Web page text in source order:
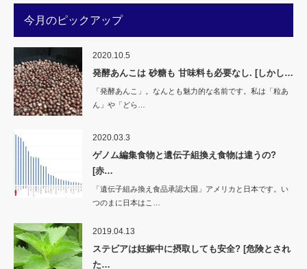
ド
ウ
で
き
ま
す)
さ
(新
い
ウ
ン
ド
ウ
で
開
き
ま
今月のピックアップ
2020.10.5
発酵あんこは 砂糖も 甘味料も必要なし. [しかし…
「発酵あんこ」。なんとも魅力的な名前です。私は「粒あ
ん」や「どら…
2020.03.3
ゲノム編集食物と遺伝子組換え食物は違うの?
[赤…
「遺伝子組み換え食品承認大国」アメリカと日本です。い
つのまに日本はこ…
2019.04.13
ステビアは妊娠中に摂取しても安全? [危険とされ
た…